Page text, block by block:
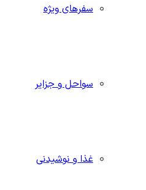
سفرهای ویژه
سواحل و جزایر
غذا و نوشیدنی